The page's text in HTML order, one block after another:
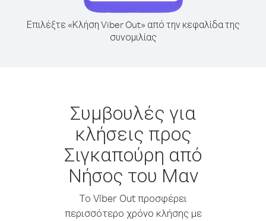
Επιλέξτε «Κλήση Viber Out» από την κεφαλίδα της
συνομιλίας
Συμβουλές για
κλήσεις προς
Σιγκαπούρη από
Νήσος του Μαν
Το Viber Out προσφέρει
περισσότερο χρόνο κλήσης με